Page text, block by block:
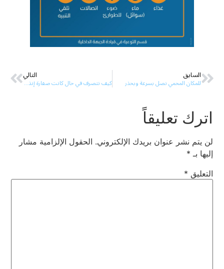
السابق
للمكان المحمي نصل بسرعة وبحذر
التالي
كيف نتصرف في حال كانت صفارة إنذار وقت صلاة الجمعة؟
اترك تعليقاً
لن يتم نشر عنوان بريدك الإلكتروني. الحقول الإلزامية مشار
إليها بـ *
التعليق *